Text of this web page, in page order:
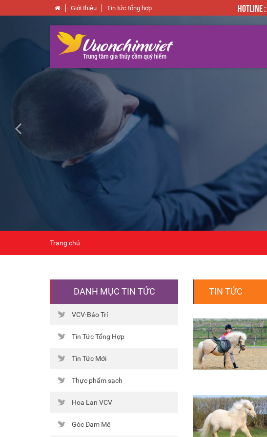
Giới thiệu Tin tức tổng hợp HOTLINE :
Trang chủ
DANH MỤC TIN TỨC
VCV-Báo Trí
Tin Tức Tổng Hợp
Tin Tức Mới
Thực phẩm sạch
Hoa Lan VCV
Góc Đam Mê
TIN TỨC